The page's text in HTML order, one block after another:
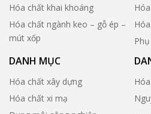
Hóa chất khai khoáng
Hóa chất ngành keo – gỗ ép –
mút xốp
DANH MỤC
Hóa chất xây dựng
Hóa chất xi mạ